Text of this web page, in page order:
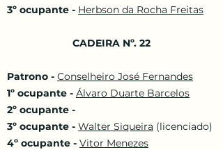
3º ocupante - Herbson da Rocha Freitas
CADEIRA Nº. 22
Patrono - Conselheiro José Fernandes
1º ocupante - Álvaro Duarte Barcelos
2º ocupante -
3º ocupante - Walter Siqueira (licenciado)
4º ocupante - Vitor Menezes